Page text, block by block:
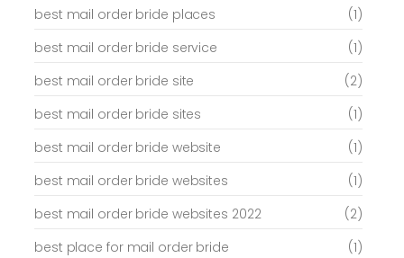
best mail order bride places
(1)
best mail order bride service
(1)
best mail order bride site
(2)
best mail order bride sites
(1)
best mail order bride website
(1)
best mail order bride websites
(1)
best mail order bride websites 2022
(2)
best place for mail order bride
(1)